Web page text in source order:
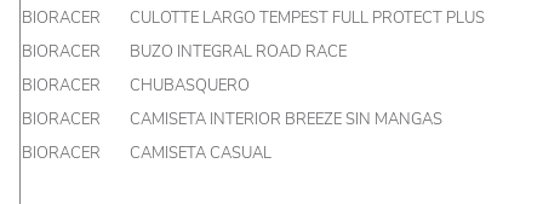
BIORACER
CULOTTE LARGO TEMPEST FULL PROTECT PLUS
BIORACER
BUZO INTEGRAL ROAD RACE
BIORACER
CHUBASQUERO
BIORACER
CAMISETA INTERIOR BREEZE SIN MANGAS
BIORACER
CAMISETA CASUAL